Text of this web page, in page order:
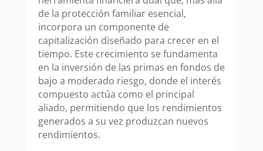
de la protección familiar esencial,
incorpora un componente de
capitalización diseñado para crecer en el
tiempo. Este crecimiento se fundamenta
en la inversión de las primas en fondos de
bajo a moderado riesgo, donde el interés
compuesto actúa como el principal
aliado, permitiendo que los rendimientos
generados a su vez produzcan nuevos
rendimientos.